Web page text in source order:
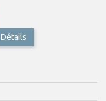
Détails